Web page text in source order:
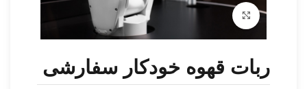
برای بزرگنمایی کلیک کنید
ربات قهوه خودکار سفارشی